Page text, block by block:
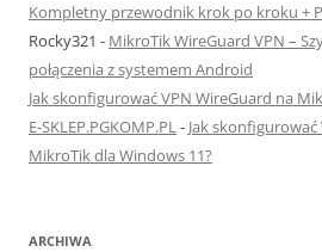
Kompletny przewodnik krok po kroku +
Rocky321 - MikroTik WireGuard VPN –
połączenia z systemem Android
Jak skonfigurować VPN WireGuard na
E-SKLEP.PGKOMP.PL- Jak
MikroTik dla Windows 11?
ARCHIWA